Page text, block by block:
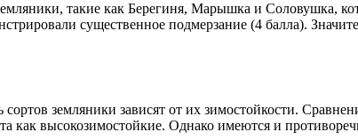
такие как Берегиня, Марышка и Соловушка,
существенное подмерзание (4 балла).
земляники зависят от их зимостойкости.
как высокозимостойкие. Однако имеются и